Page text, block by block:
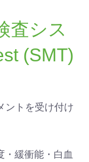
査シス
(SMT)
ントを受け付け
・緩衝能・白血